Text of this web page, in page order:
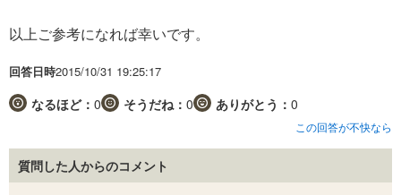
以上ご参考になれば幸いです。
回答日時2015/10/31 19:25:17
なるほど： 0 そうだね： 0 ありがとう： 0
この回答が不快なら
質問した人からのコメント